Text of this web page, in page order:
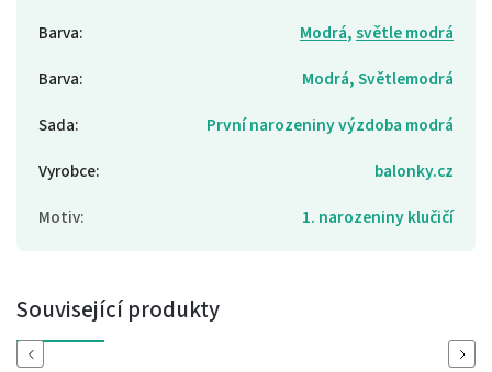
Barva: Modrá,světle modrá
Barva:
Modrá, Světlemodrá
Sada:
První narozeniny výzdoba modrá
Vyrobce:
balonky.cz
Motiv: 1. narozeniny klučičí
Související produkty
Previous Next